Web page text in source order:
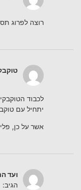
רוצה לפרוג
יתחיל עם
אשר על כן,
ועד
הגיב: